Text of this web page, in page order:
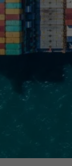
34a 34c